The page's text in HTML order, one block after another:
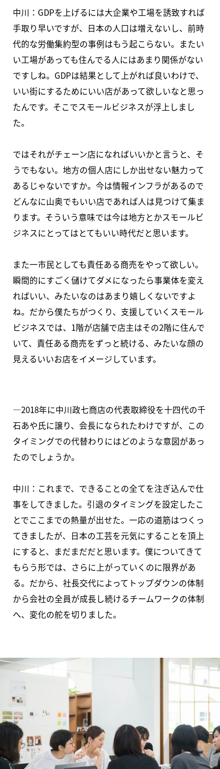
中川：GDPを上げるには大企業や工場を誘致すれば
手取り早いですが、日本の人口は増えないし、前時
代的な労働集約型の事例はもう起こらない。またい
い工場があっても住んでる人にはあまり関係がない
ですしね。GDPは結果として上がれば良いわけで、
いい街にするためにいい店があって欲しいなと思っ
たんです。そこでスモールビジネスが浮上しまし
た。
ではそれがチェーン店になればいいかと言うと、そ
うでもない。地方の個人店にしか出せない魅力って
あるじゃないですか。今は情報インフラがあるので
どんなに山奥でもいい店であれば人は見つけて集ま
ります。そういう意味では今は地方とかスモールビ
ジネスにとってはとてもいい時代だと思います。
また一市民としても責任ある商売をやって欲しい。
瞬間的にすごく儲けてダメになったら事業体を変え
ればいい、みたいなのはあまり嬉しくないですよ
ね。だから僕たちがつくり、支援していくスモール
ビジネスでは、1階が店舗で店主はその2階に住んで
いて、責任ある商売をずっと続ける、みたいな顔の
見えるいいお店をイメージしています。
―2018年に中川政七商店の代表取締役を十四代の千
石あや氏に譲り、会長になられたわけですが、この
タイミングでの代替わりにはどのような意図があっ
たのでしょうか。
中川：これまで、できることの全てを注ぎ込んで仕
事をしてきました。引退のタイミングを設定したこ
とでここまでの熱量が出せた。一応の道筋はつくっ
てきましたが、日本の工芸を元気にすることを頂上
にすると、まだまだだと思います。僕についてきて
もらう形では、さらに上がっていくのに限界があ
る。だから、社長交代によってトップダウンの体制
から会社の全員が成長し続けるチームワークの体制
へ、変化の舵を切りました。